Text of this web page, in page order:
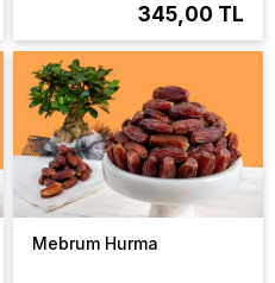
345,00 TL
Mebrum Hurma